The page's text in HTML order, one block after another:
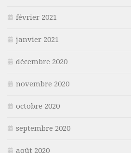
février 2021
janvier 2021
décembre 2020
novembre 2020
octobre 2020
septembre 2020
août 2020